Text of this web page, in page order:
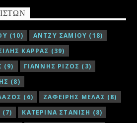
(10) ΑΝΤΖΥ ΣΑΜΙΟΥ (18)
ΚΑΡΡΑΣ (39)
(9) ΓΙΑΝΝΗΣ ΡΙΖΟΣ (3)
(8)
(6) ΖΑΦΕΙΡΗΣ ΜΕΛΑΣ (8)
(7) ΚΑΤΕΡΙΝΑ ΣΤΑΝΙΣΗ (8)